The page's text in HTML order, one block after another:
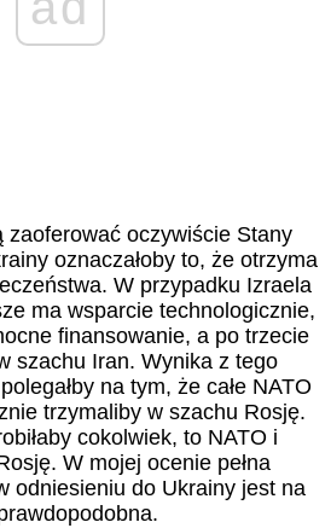
zaoferować oczywiście Stany
oznaczałoby to, że otrzyma
W przypadku Izraela
ma wsparcie technologicznie,
finansowanie, a po trzecie
szachu Iran. Wynika z tego
na tym, że całe NATO
trzymaliby w szachu Rosję.
cokolwiek, to NATO i
W mojej ocenie pełna
odniesieniu do Ukrainy jest na